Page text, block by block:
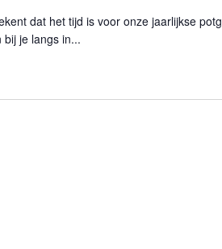
dat het tijd is voor onze jaarlijkse
je langs in...